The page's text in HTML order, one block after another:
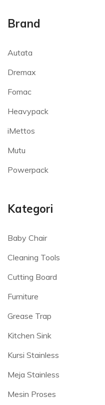
Brand
Autata
Dremax
Fomac
Heavypack
iMettos
Mutu
Powerpack
Kategori
Baby Chair
Cleaning Tools
Cutting Board
Furniture
Grease Trap
Kitchen Sink
Kursi Stainless
Meja Stainless
Mesin Proses